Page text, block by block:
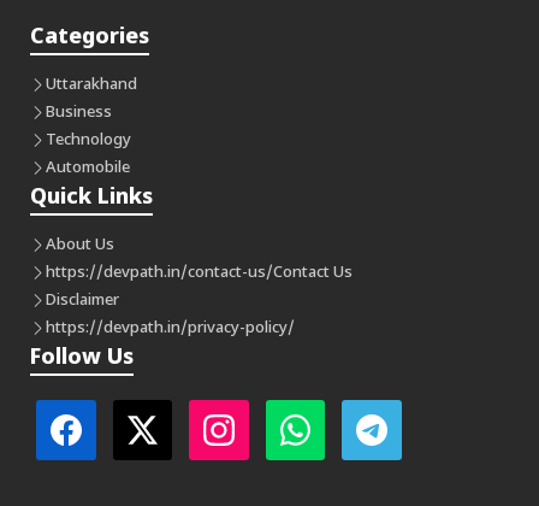
Categories
Uttarakhand
Business
Technology
Automobile
Quick Links
About Us
https://devpath.in/contact-us/Contact Us
Disclaimer
https://devpath.in/privacy-policy/
Follow Us